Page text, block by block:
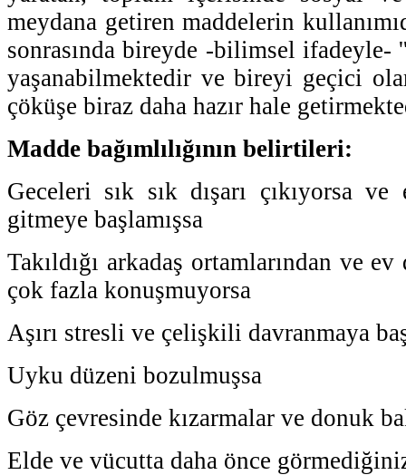
meydana getiren maddelerin
sonrasında bireyde -bilimsel
yaşanabilmektedir ve bireyi geçici
çöküşe biraz daha hazır hale
Madde bağımlılığının belirtileri:
Geceleri sık sık dışarı çıkıyorsa ve
gitmeye başlamışsa
Takıldığı arkadaş ortamlarından ve ev
çok fazla konuşmuyorsa
Aşırı stresli ve çelişkili davranmaya
Uyku düzeni bozulmuşsa
Göz çevresinde kızarmalar ve donuk
Elde ve vücutta daha önce